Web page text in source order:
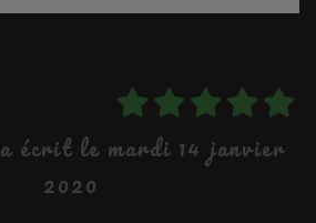
a écrit le mardi 14 janvier
2020